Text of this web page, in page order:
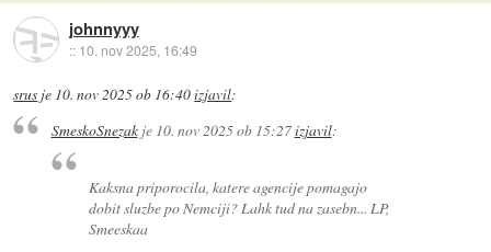
johnnyyy
:: 10. nov 2025, 16:49
srus je 10. nov 2025 ob 16:40izjavil:
SmeskoSnezakje 10. nov 2025 ob 15:27izjavil:
Kaksna priporocila, katere agencije pomagajo
dobit sluzbe po Nemciji? Lahk tud na zasebn... LP,
Smeeskaa